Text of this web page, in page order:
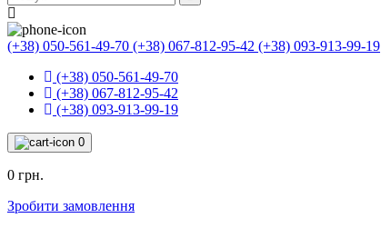
(+38) 050-561-49-70 (+38) 067-812-95-42 (+38) 093-913-99-19
(+38) 050-561-49-70
(+38) 067-812-95-42
(+38) 093-913-99-19
0
0 грн.
Зробити замовлення